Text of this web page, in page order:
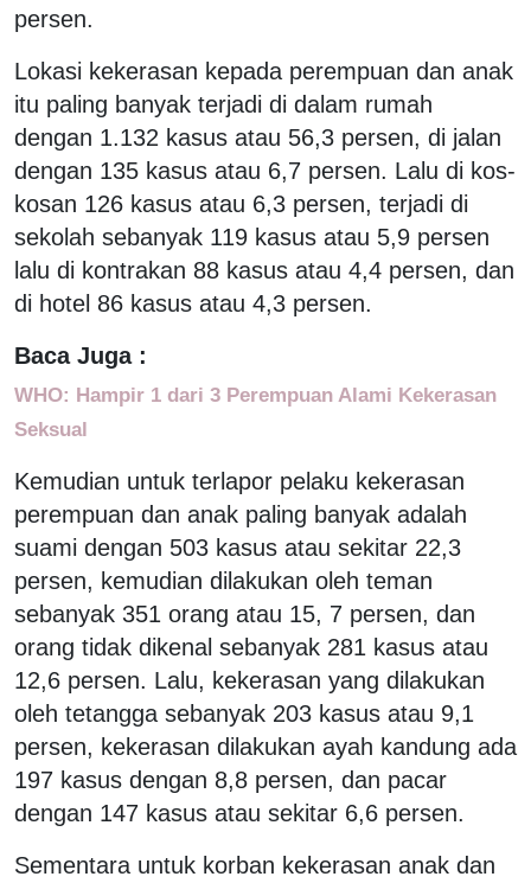
persen.
Lokasi kekerasan kepada perempuan dan anak
itu paling banyak terjadi di dalam rumah
dengan 1.132 kasus atau 56,3 persen, di jalan
dengan 135 kasus atau 6,7 persen. Lalu di kos-
kosan 126 kasus atau 6,3 persen, terjadi di
sekolah sebanyak 119 kasus atau 5,9 persen
lalu di kontrakan 88 kasus atau 4,4 persen, dan
di hotel 86 kasus atau 4,3 persen.
Baca Juga :
WHO: Hampir 1 dari 3 Perempuan Alami Kekerasan
Seksual
Kemudian untuk terlapor pelaku kekerasan
perempuan dan anak paling banyak adalah
suami dengan 503 kasus atau sekitar 22,3
persen, kemudian dilakukan oleh teman
sebanyak 351 orang atau 15, 7 persen, dan
orang tidak dikenal sebanyak 281 kasus atau
12,6 persen. Lalu, kekerasan yang dilakukan
oleh tetangga sebanyak 203 kasus atau 9,1
persen, kekerasan dilakukan ayah kandung ada
197 kasus dengan 8,8 persen, dan pacar
dengan 147 kasus atau sekitar 6,6 persen.
Sementara untuk korban kekerasan anak dan